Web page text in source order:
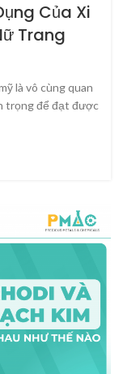
Của Xi
Trang
là vô cùng quan
trọng để đạt được